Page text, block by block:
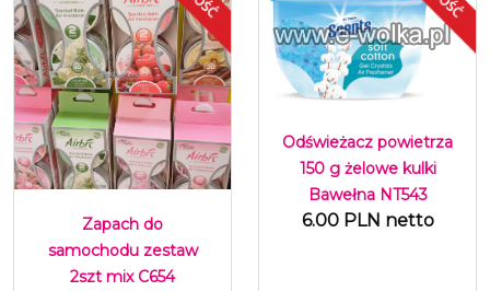
Zapach do
samochodu zestaw
2szt mix C654
Odświeżacz powietrza
150 g żelowe kulki
Bawełna NT543
6.00 PLN netto